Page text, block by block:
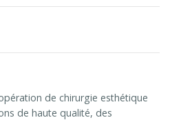
de chirurgie esthétique
de haute qualité, des